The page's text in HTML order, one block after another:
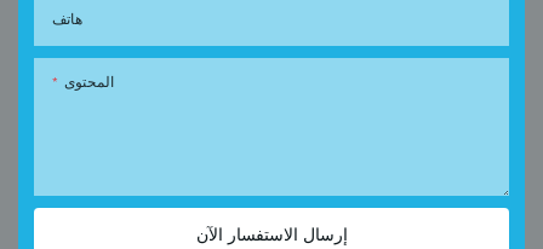
هاتف
المحتوى
إرسال الاستفسار الآن